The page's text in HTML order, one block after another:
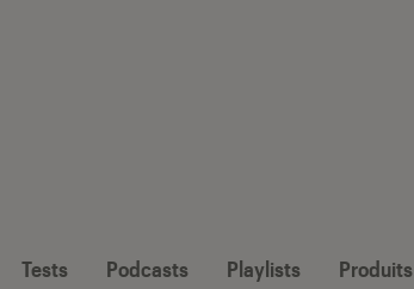
Tests Podcasts Playlists Produits